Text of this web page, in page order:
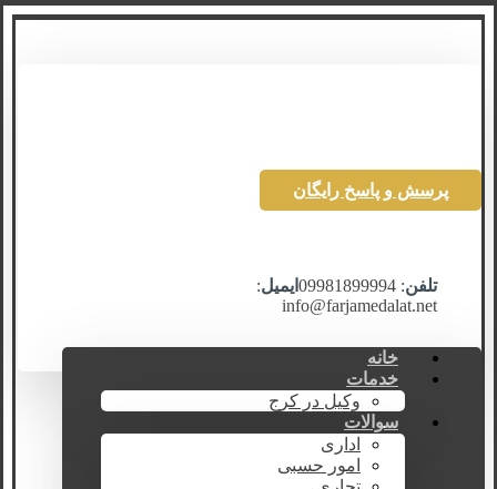
پرسش و پاسخ رایگان
تلفن: 09981899994 ایمیل:
info@farjamedalat.net
خانه
خدمات
وکیل در کرج
سوالات
اداری
امور حسبی